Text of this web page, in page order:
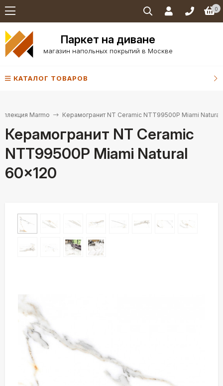
0
Паркет на диване
магазин напольных покрытий в Москве
КАТАЛОГ ТОВАРОВ
Marmo Керамогранит NT Ceramic NTT99500Р Miami Natural
Керамогранит NT Ceramic
NTT99500Р Miami Natural
60×120